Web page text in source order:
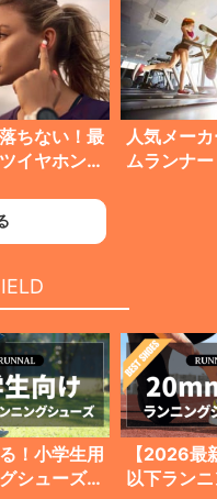
ちない！最
イヤホンの
人気メー
ムランナ
！小学生用
シューズの
【2026
以下ラン